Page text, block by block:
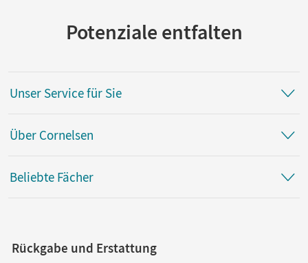
Potenziale entfalten
Unser Service für Sie
Über Cornelsen
Beliebte Fächer
Rückgabe und Erstattung